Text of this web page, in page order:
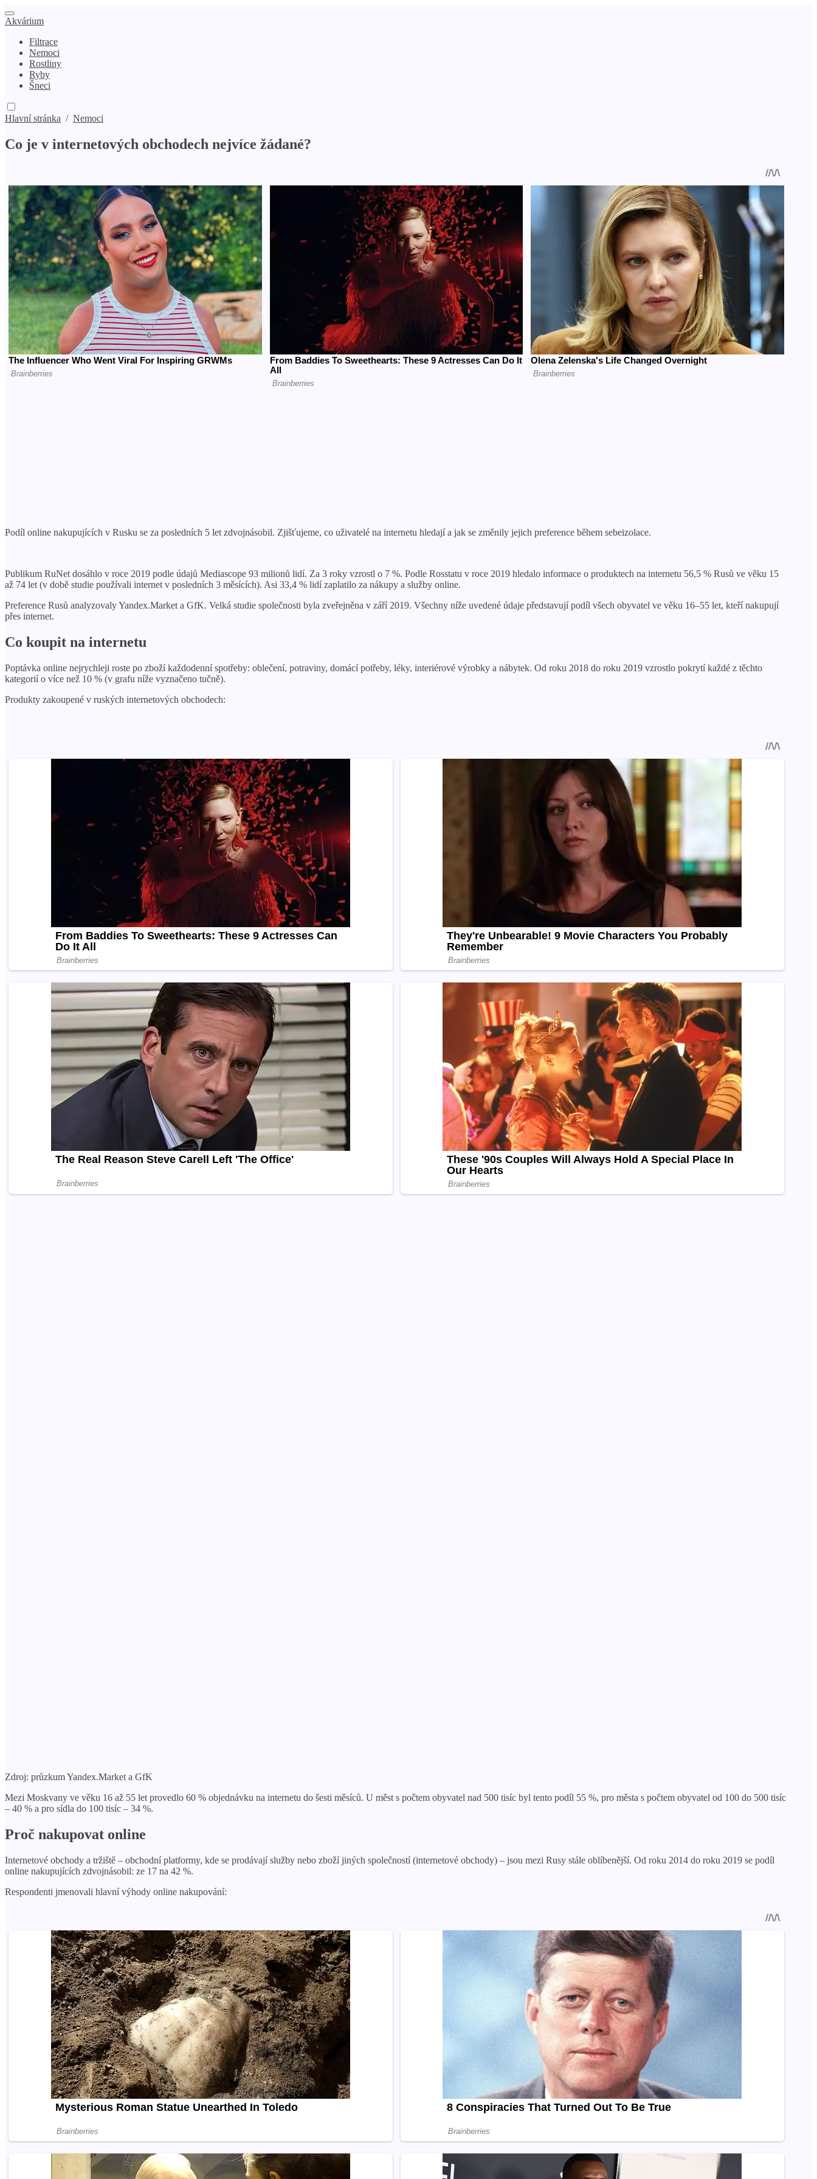
Akvárium
Filtrace
Nemoci
Rostliny
Ryby
Šneci
Hlavní stránka / Nemoci
Co je v internetových obchodech nejvíce žádané?
Podíl online nakupujících v Rusku se za posledních 5 let zdvojnásobil. Zjišťujeme, co uživatelé na internetu hledají a jak se změnily jejich preference během sebeizolace.
Publikum RuNet dosáhlo v roce 2019 podle údajů Mediascope 93 milionů lidí. Za 3 roky vzrostl o 7 %. Podle Rosstatu v roce 2019 hledalo informace o produktech na internetu 56,5 % Rusů ve věku 15
až 74 let (v době studie používali internet v posledních 3 měsících). Asi 33,4 % lidí zaplatilo za nákupy a služby online.
Preference Rusů analyzovaly Yandex.Market a GfK. Velká studie společnosti byla zveřejněna v září 2019. Všechny níže uvedené údaje představují podíl všech obyvatel ve věku 16–55 let, kteří nakupují
přes internet.
Co koupit na internetu
Poptávka online nejrychleji roste po zboží každodenní spotřeby: oblečení, potraviny, domácí potřeby, léky, interiérové ​​výrobky a nábytek. Od roku 2018 do roku 2019 vzrostlo pokrytí každé z těchto
kategorií o více než 10 % (v grafu níže vyznačeno tučně).
Produkty zakoupené v ruských internetových obchodech:
Zdroj: průzkum Yandex.Market a GfK
Mezi Moskvany ve věku 16 až 55 let provedlo 60 % objednávku na internetu do šesti měsíců. U měst s počtem obyvatel nad 500 tisíc byl tento podíl 55 %, pro města s počtem obyvatel od 100 do 500 tisíc
– 40 % a pro sídla do 100 tisíc – 34 %.
Proč nakupovat online
Internetové obchody a tržiště – obchodní platformy, kde se prodávají služby nebo zboží jiných společností (internetové obchody) – jsou mezi Rusy stále oblíbenější. Od roku 2014 do roku 2019 se podíl
online nakupujících zdvojnásobil: ze 17 na 42 %.
Respondenti jmenovali hlavní výhody online nakupování: